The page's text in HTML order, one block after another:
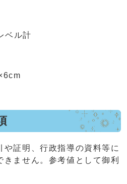
ベル計
や証明、行政指導の資料等に
きません。参考値として御利